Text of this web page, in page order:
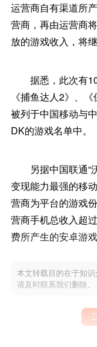
运营商自有渠道所
营商，再由运营商
放的游戏收入，将
据悉，此次有
《捕鱼达人2》、
被列于中国移动与
DK的游戏名单中。
另据中国联通“沃
变现能力最强的移
营商为平台的游戏
营商手机总收入超
费所产生的安卓游
本文转载目的在于知
请及时联系我们删除。
